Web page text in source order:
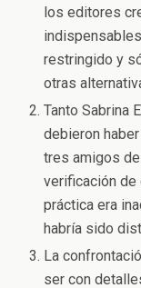
los editores
restringido y
otras
Tanto Sabrina
debieron
tres amigos
verificación
práctica era
habría sido
La
ser con